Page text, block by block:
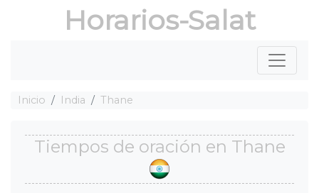
Horarios-Salat
Inicio India Thane
Tiempos de oración en Thane